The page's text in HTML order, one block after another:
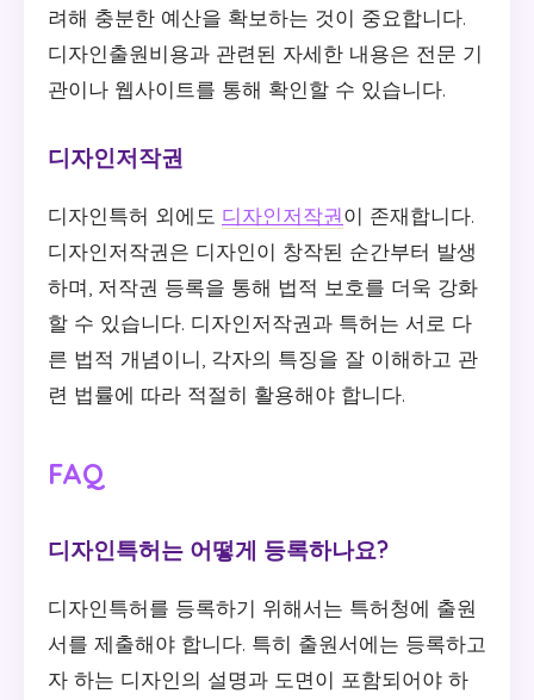
려해 충분한 예산을 확보하는 것이 중요합니다.
디자인출원비용과 관련된 자세한 내용은 전문 기
관이나 웹사이트를 통해 확인할 수 있습니다.
디자인저작권
디자인특허 외에도 디자인저작권이 존재합니다.
디자인저작권은 디자인이 창작된 순간부터 발생
하며, 저작권 등록을 통해 법적 보호를 더욱 강화
할 수 있습니다. 디자인저작권과 특허는 서로 다
른 법적 개념이니, 각자의 특징을 잘 이해하고 관
련 법률에 따라 적절히 활용해야 합니다.
FAQ
디자인특허는 어떻게 등록하나요?
디자인특허를 등록하기 위해서는 특허청에 출원
서를 제출해야 합니다. 특히 출원서에는 등록하고
자 하는 디자인의 설명과 도면이 포함되어야 하